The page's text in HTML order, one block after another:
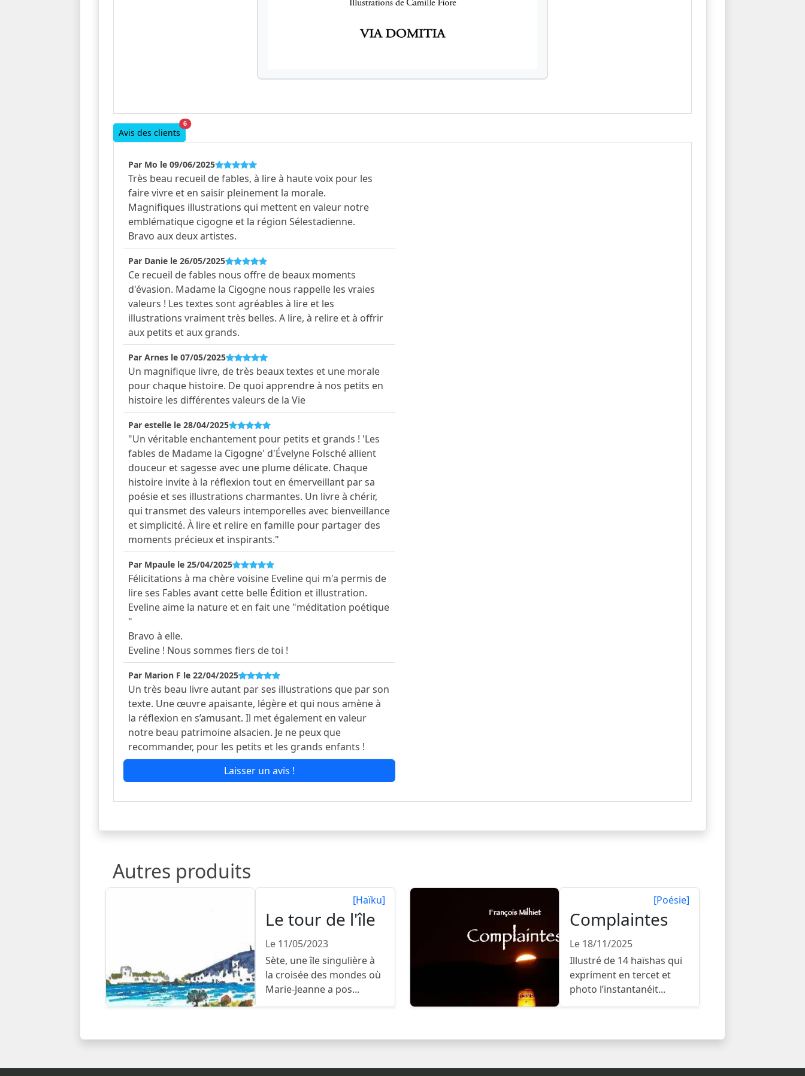
Avis des clients
6
Par Mo le 09/06/2025
Très beau recueil de fables, à lire à haute voix pour les
faire vivre et en saisir pleinement la morale.
Magnifiques illustrations qui mettent en valeur notre
emblématique cigogne et la région Sélestadienne.
Bravo aux deux artistes.
Par Danie le 26/05/2025
Ce recueil de fables nous offre de beaux moments
d'évasion. Madame la Cigogne nous rappelle les vraies
valeurs ! Les textes sont agréables à lire et les
illustrations vraiment très belles. A lire, à relire et à offrir
aux petits et aux grands.
Par Arnes le 07/05/2025
Un magnifique livre, de très beaux textes et une morale
pour chaque histoire. De quoi apprendre à nos petits en
histoire les différentes valeurs de la Vie
Par estelle le 28/04/2025
"Un véritable enchantement pour petits et grands ! 'Les
fables de Madame la Cigogne' d'Évelyne Folsché allient
douceur et sagesse avec une plume délicate. Chaque
histoire invite à la réflexion tout en émerveillant par sa
poésie et ses illustrations charmantes. Un livre à chérir,
qui transmet des valeurs intemporelles avec bienveillance
et simplicité. À lire et relire en famille pour partager des
moments précieux et inspirants."
Par Mpaule le 25/04/2025
Félicitations à ma chère voisine Eveline qui m'a permis de
lire ses Fables avant cette belle Édition et illustration.
Eveline aime la nature et en fait une "méditation poétique
"
Bravo à elle.
Eveline ! Nous sommes fiers de toi !
Par Marion F le 22/04/2025
Un très beau livre autant par ses illustrations que par son
texte. Une œuvre apaisante, légère et qui nous amène à
la réflexion en s’amusant. Il met également en valeur
notre beau patrimoine alsacien. Je ne peux que
recommander, pour les petits et les grands enfants !
Laisser un avis !
Autres produits
[Haïku]
Le tour de l'île
Le 11/05/2023
Sète, une île singulière à
la croisée des mondes où
Marie-Jeanne a pos...
[Poésie]
Complaintes
Le 18/11/2025
Illustré de 14 haïshas qui
expriment en tercet et
photo l’instantanéit...